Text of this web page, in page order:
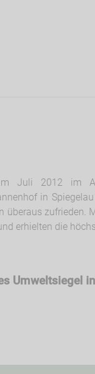
Juli 2012 im
in
überaus zufrieden.
erhielten die
Umweltsiegel in